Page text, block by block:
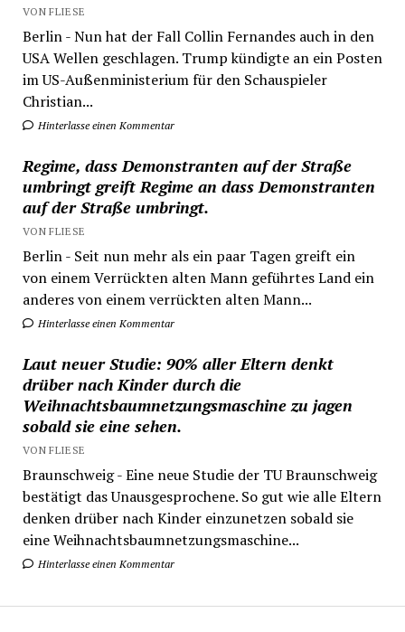
VON FLIESE
Berlin - Nun hat der Fall Collin Fernandes auch in den
USA Wellen geschlagen. Trump kündigte an ein Posten
im US-Außenministerium für den Schauspieler
Christian...
Hinterlasse einen Kommentar
Regime, dass Demonstranten auf der Straße
umbringt greift Regime an dass Demonstranten
auf der Straße umbringt.
VON FLIESE
Berlin - Seit nun mehr als ein paar Tagen greift ein
von einem Verrückten alten Mann geführtes Land ein
anderes von einem verrückten alten Mann...
Hinterlasse einen Kommentar
Laut neuer Studie: 90% aller Eltern denkt
drüber nach Kinder durch die
Weihnachtsbaumnetzungsmaschine zu jagen
sobald sie eine sehen.
VON FLIESE
Braunschweig - Eine neue Studie der TU Braunschweig
bestätigt das Unausgesprochene. So gut wie alle Eltern
denken drüber nach Kinder einzunetzen sobald sie
eine Weihnachtsbaumnetzungsmaschine...
Hinterlasse einen Kommentar